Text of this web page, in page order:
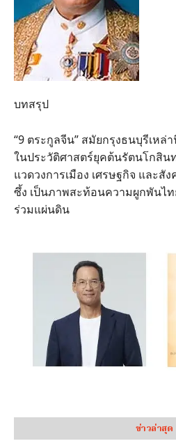
บทสรุป
“9 ตระกูลจีน” สมัยกรุงธนบุรีเห
ในประวัติศาสตร์ยุคต้นรัตนโกสิน
แวดวงการเมือง เศรษฐกิจ และสั
ซึ้ง เป็นภาพสะท้อนความผูกพันไ
ร่วมแผ่นดิน
ข่าวล่าสุด